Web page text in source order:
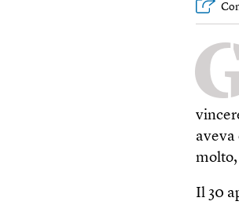
aveva
Il 30